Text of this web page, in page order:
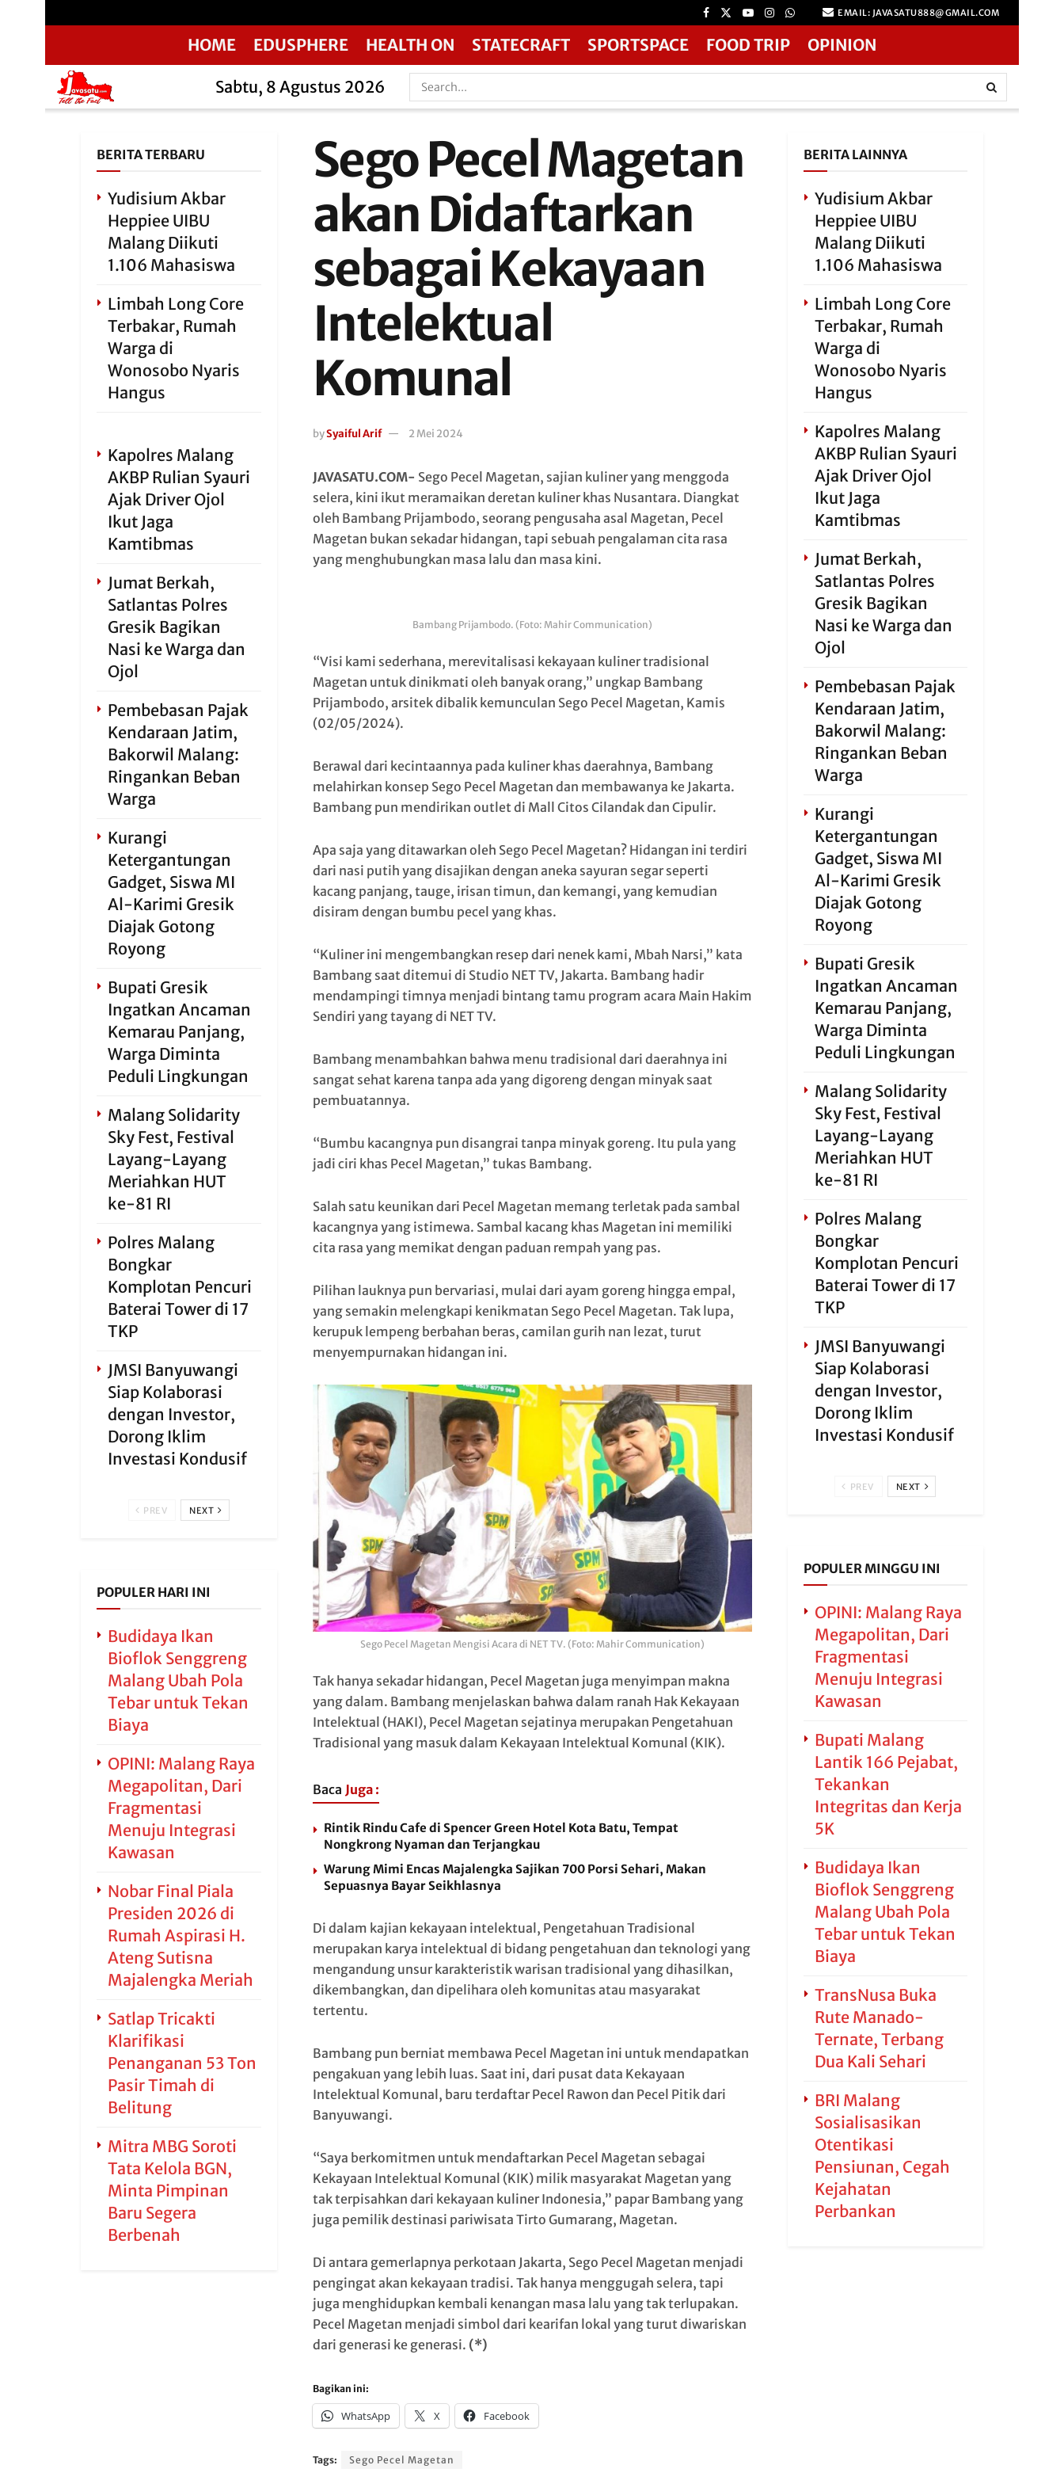
EMAIL: JAVASATU888@GMAIL.COM
HOME EDUSPHERE HEALTH ON STATECRAFT SPORTSPACE FOOD TRIP OPINION
Sabtu, 8 Agustus 2026
Sego Pecel Magetan
akan Didaftarkan
sebagai Kekayaan
Intelektual
Komunal
bySyaiful Arif 2 Mei 2024
JAVASATU.COM- Sego Pecel Magetan, sajian kuliner yang menggoda
selera, kini ikut meramaikan deretan kuliner khas Nusantara. Diangkat
oleh Bambang Prijambodo, seorang pengusaha asal Magetan, Pecel
Magetan bukan sekadar hidangan, tapi sebuah pengalaman cita rasa
yang menghubungkan masa lalu dan masa kini.
Bambang Prijambodo. (Foto: Mahir Communication)
“Visi kami sederhana, merevitalisasi kekayaan kuliner tradisional
Magetan untuk dinikmati oleh banyak orang,” ungkap Bambang
Prijambodo, arsitek dibalik kemunculan Sego Pecel Magetan, Kamis
(02/05/2024).
Berawal dari kecintaannya pada kuliner khas daerahnya, Bambang
melahirkan konsep Sego Pecel Magetan dan membawanya ke Jakarta.
Bambang pun mendirikan outlet di Mall Citos Cilandak dan Cipulir.
Apa saja yang ditawarkan oleh Sego Pecel Magetan? Hidangan ini terdiri
dari nasi putih yang disajikan dengan aneka sayuran segar seperti
kacang panjang, tauge, irisan timun, dan kemangi, yang kemudian
disiram dengan bumbu pecel yang khas.
“Kuliner ini mengembangkan resep dari nenek kami, Mbah Narsi,” kata
Bambang saat ditemui di Studio NET TV, Jakarta. Bambang hadir
mendampingi timnya menjadi bintang tamu program acara Main Hakim
Sendiri yang tayang di NET TV.
Bambang menambahkan bahwa menu tradisional dari daerahnya ini
sangat sehat karena tanpa ada yang digoreng dengan minyak saat
pembuatannya.
“Bumbu kacangnya pun disangrai tanpa minyak goreng. Itu pula yang
jadi ciri khas Pecel Magetan,” tukas Bambang.
Salah satu keunikan dari Pecel Magetan memang terletak pada sambal
kacangnya yang istimewa. Sambal kacang khas Magetan ini memiliki
cita rasa yang memikat dengan paduan rempah yang pas.
Pilihan lauknya pun bervariasi, mulai dari ayam goreng hingga empal,
yang semakin melengkapi kenikmatan Sego Pecel Magetan. Tak lupa,
kerupuk lempeng berbahan beras, camilan gurih nan lezat, turut
menyempurnakan hidangan ini.
Sego Pecel Magetan Mengisi Acara di NET TV. (Foto: Mahir Communication)
Tak hanya sekadar hidangan, Pecel Magetan juga menyimpan makna
yang dalam. Bambang menjelaskan bahwa dalam ranah Hak Kekayaan
Intelektual (HAKI), Pecel Magetan sejatinya merupakan Pengetahuan
Tradisional yang masuk dalam Kekayaan Intelektual Komunal (KIK).
Baca Juga :
Rintik Rindu Cafe di Spencer Green Hotel Kota Batu, Tempat
Nongkrong Nyaman dan Terjangkau
Warung Mimi Encas Majalengka Sajikan 700 Porsi Sehari, Makan
Sepuasnya Bayar Seikhlasnya
Di dalam kajian kekayaan intelektual, Pengetahuan Tradisional
merupakan karya intelektual di bidang pengetahuan dan teknologi yang
mengandung unsur karakteristik warisan tradisional yang dihasilkan,
dikembangkan, dan dipelihara oleh komunitas atau masyarakat
tertentu.
Bambang pun berniat membawa Pecel Magetan ini untuk mendapatkan
pengakuan yang lebih luas. Saat ini, dari pusat data Kekayaan
Intelektual Komunal, baru terdaftar Pecel Rawon dan Pecel Pitik dari
Banyuwangi.
“Saya berkomitmen untuk mendaftarkan Pecel Magetan sebagai
Kekayaan Intelektual Komunal (KIK) milik masyarakat Magetan yang
tak terpisahkan dari kekayaan kuliner Indonesia,” papar Bambang yang
juga pemilik destinasi pariwisata Tirto Gumarang, Magetan.
Di antara gemerlapnya perkotaan Jakarta, Sego Pecel Magetan menjadi
pengingat akan kekayaan tradisi. Tak hanya menggugah selera, tapi
juga menghidupkan kembali kenangan masa lalu yang tak terlupakan.
Pecel Magetan menjadi simbol dari kearifan lokal yang turut diwariskan
dari generasi ke generasi. (*)
Bagikan ini:
WhatsApp X Facebook
Tags: Sego Pecel Magetan
BERITA TERBARU
Yudisium Akbar
Heppiee UIBU
Malang Diikuti
1.106 Mahasiswa
Limbah Long Core
Terbakar, Rumah
Warga di
Wonosobo Nyaris
Hangus
Kapolres Malang
AKBP Rulian Syauri
Ajak Driver Ojol
Ikut Jaga
Kamtibmas
Jumat Berkah,
Satlantas Polres
Gresik Bagikan
Nasi ke Warga dan
Ojol
Pembebasan Pajak
Kendaraan Jatim,
Bakorwil Malang:
Ringankan Beban
Warga
Kurangi
Ketergantungan
Gadget, Siswa MI
Al-Karimi Gresik
Diajak Gotong
Royong
Bupati Gresik
Ingatkan Ancaman
Kemarau Panjang,
Warga Diminta
Peduli Lingkungan
Malang Solidarity
Sky Fest, Festival
Layang-Layang
Meriahkan HUT
ke-81 RI
Polres Malang
Bongkar
Komplotan Pencuri
Baterai Tower di 17
TKP
JMSI Banyuwangi
Siap Kolaborasi
dengan Investor,
Dorong Iklim
Investasi Kondusif
PREV NEXT
POPULER HARI INI
Budidaya Ikan
Bioflok Senggreng
Malang Ubah Pola
Tebar untuk Tekan
Biaya
OPINI: Malang Raya
Megapolitan, Dari
Fragmentasi
Menuju Integrasi
Kawasan
Nobar Final Piala
Presiden 2026 di
Rumah Aspirasi H.
Ateng Sutisna
Majalengka Meriah
Satlap Tricakti
Klarifikasi
Penanganan 53 Ton
Pasir Timah di
Belitung
Mitra MBG Soroti
Tata Kelola BGN,
Minta Pimpinan
Baru Segera
Berbenah
BERITA LAINNYA
Yudisium Akbar
Heppiee UIBU
Malang Diikuti
1.106 Mahasiswa
Limbah Long Core
Terbakar, Rumah
Warga di
Wonosobo Nyaris
Hangus
Kapolres Malang
AKBP Rulian Syauri
Ajak Driver Ojol
Ikut Jaga
Kamtibmas
Jumat Berkah,
Satlantas Polres
Gresik Bagikan
Nasi ke Warga dan
Ojol
Pembebasan Pajak
Kendaraan Jatim,
Bakorwil Malang:
Ringankan Beban
Warga
Kurangi
Ketergantungan
Gadget, Siswa MI
Al-Karimi Gresik
Diajak Gotong
Royong
Bupati Gresik
Ingatkan Ancaman
Kemarau Panjang,
Warga Diminta
Peduli Lingkungan
Malang Solidarity
Sky Fest, Festival
Layang-Layang
Meriahkan HUT
ke-81 RI
Polres Malang
Bongkar
Komplotan Pencuri
Baterai Tower di 17
TKP
JMSI Banyuwangi
Siap Kolaborasi
dengan Investor,
Dorong Iklim
Investasi Kondusif
PREV NEXT
POPULER MINGGU INI
OPINI: Malang Raya
Megapolitan, Dari
Fragmentasi
Menuju Integrasi
Kawasan
Bupati Malang
Lantik 166 Pejabat,
Tekankan
Integritas dan Kerja
5K
Budidaya Ikan
Bioflok Senggreng
Malang Ubah Pola
Tebar untuk Tekan
Biaya
TransNusa Buka
Rute Manado-
Ternate, Terbang
Dua Kali Sehari
BRI Malang
Sosialisasikan
Otentikasi
Pensiunan, Cegah
Kejahatan
Perbankan